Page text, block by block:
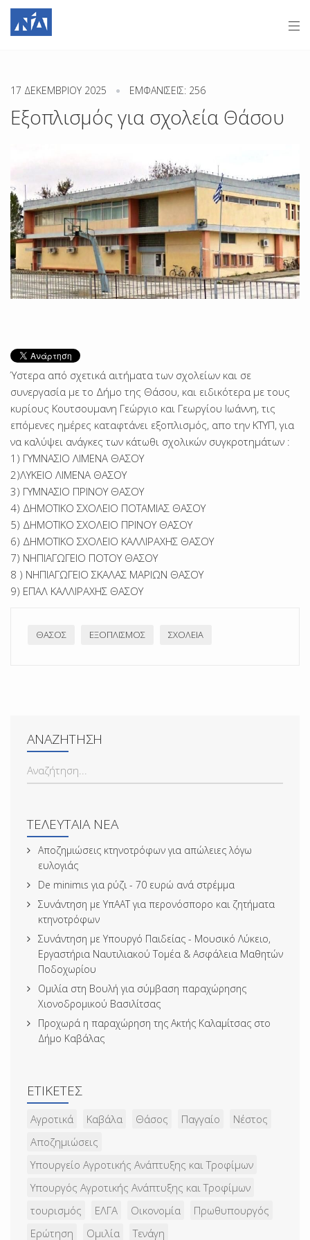
17 ΔΕΚΕΜΒΡΊΟΥ 2025 ΕΜΦΑΝΊΣΕΙΣ: 256
Εξοπλισμός για σχολεία Θάσου
Ύστερα από σχετικά αιτήματα των σχολείων και σε
συνεργασία με το Δήμο της Θάσου, και ειδικότερα με τους
κυρίους Κουτσουμανη Γεώργιο και Γεωργίου Ιωάννη, τις
επόμενες ημέρες καταφτάνει εξοπλισμός, απο την ΚΤΥΠ, για
να καλύψει ανάγκες των κάτωθι σχολικών συγκροτημάτων :
1) ΓΥΜΝΑΣΙΟ ΛΙΜΕΝΑ ΘΑΣΟΥ
2)ΛΥΚΕΙΟ ΛΙΜΕΝΑ ΘΑΣΟΥ
3) ΓΥΜΝΑΣΙΟ ΠΡΙΝΟΥ ΘΑΣΟΥ
4) ΔΗΜΟΤΙΚΟ ΣΧΟΛΕΙΟ ΠΟΤΑΜΙΑΣ ΘΑΣΟΥ
5) ΔΗΜΟΤΙΚΟ ΣΧΟΛΕΙΟ ΠΡΙΝΟΥ ΘΑΣΟΥ
6) ΔΗΜΟΤΙΚΟ ΣΧΟΛΕΙΟ ΚΑΛΛΙΡΑΧΗΣ ΘΑΣΟΥ
7) ΝΗΠΙΑΓΩΓΕΙΟ ΠΟΤΟΥ ΘΑΣΟΥ
8 ) ΝΗΠΙΑΓΩΓΕΙΟ ΣΚΑΛΑΣ ΜΑΡΙΩΝ ΘΑΣΟΥ
9) ΕΠΑΛ ΚΑΛΛΙΡΑΧΗΣ ΘΑΣΟΥ
ΘΆΣΟΣ ΕΞΟΠΛΙΣΜΌΣ ΣΧΟΛΕΊΑ
ΑΝΑΖΉΤΗΣΗ
ΑΝΑΖΉΤΗΣΗ...
ΤΕΛΕΥΤΑΊΑ ΝΈΑ
Αποζημιώσεις κτηνοτρόφων για απώλειες λόγω
ευλογιάς
De minimιs για ρύζι - 70 ευρώ ανά στρέμμα
Συνάντηση με ΥπΑΑΤ για περονόσπορο και ζητήματα
κτηνοτρόφων
Συνάντηση με Υπουργό Παιδείας - Μουσικό Λύκειο,
Εργαστήρια Ναυτιλιακού Τομέα & Ασφάλεια Μαθητών
Ποδοχωρίου
Ομιλία στη Βουλή για σύμβαση παραχώρησης
Χιονοδρομικού Βασιλίτσας
Προχωρά η παραχώρηση της Ακτής Καλαμίτσας στο
Δήμο Καβάλας
ΕΤΙΚΈΤΕΣ
Αγροτικά Καβάλα Θάσος Παγγαίο
Νέστος
Αποζημιώσεις
Υπουργείο Αγροτικής Ανάπτυξης και Τροφίμων
Υπουργός Αγροτικής Ανάπτυξης και Τροφίμων
τουρισμός
ΕΛΓΑ Οικονομία
Πρωθυπουργός
Ερώτηση
Ομιλία Τενάγη